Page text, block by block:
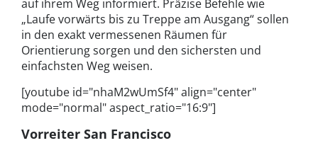
auf ihrem Weg informiert. Präzise Befehle wie
„Laufe vorwärts bis zu Treppe am Ausgang“ sollen
in den exakt vermessenen Räumen für
Orientierung sorgen und den sichersten und
einfachsten Weg weisen.
[youtube id="nhaM2wUmSf4" align="center"
mode="normal" aspect_ratio="16:9"]
Vorreiter San Francisco